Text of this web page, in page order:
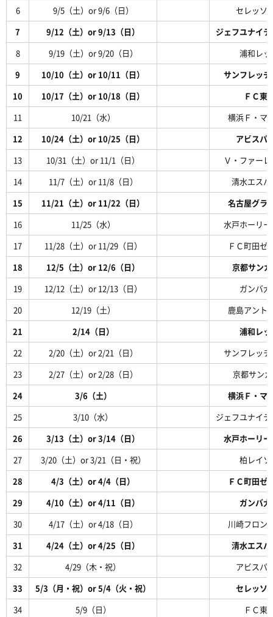
6
9/5（土）or 9/6（日）
セレッソ
7
9/12（土）or 9/13（日）
ジェフユナイ
8
9/19（土）or 9/20（日）
浦和レ
9
10/10（土）or 10/11（日）
サンフレッ
10
10/17（土）or 10/18（日）
ＦＣ東
11
10/21（水）
横浜Ｆ・マ
12
10/24（土）or 10/25（日）
アビスパ
13
10/31（土）or 11/1（日）
Ｖ・ファー
14
11/7（土）or 11/8（日）
清水エス
15
11/21（土）or 11/22（日）
名古屋グラ
16
11/25（水）
水戸ホーリ
17
11/28（土）or 11/29（日）
ＦＣ町田ゼ
18
12/5（土）or 12/6（日）
京都サン
19
12/12（土）or 12/13（日）
ガンバ
20
12/19（土）
鹿島アント
21
2/14（日）
浦和レ
22
2/20（土）or 2/21（日）
サンフレッ
23
2/27（土）or 2/28（日）
京都サン
24
3/6（土）
横浜Ｆ・マ
25
3/10（水）
ジェフユナイ
26
3/13（土）or 3/14（日）
水戸ホーリ
27
3/20（土）or 3/21（日・祝）
柏レイ
28
4/3（土）or 4/4（日）
ＦＣ町田ゼ
29
4/10（土）or 4/11（日）
ガンバ
30
4/17（土）or 4/18（日）
川崎フロン
31
4/24（土）or 4/25（日）
清水エス
32
4/29（木・祝）
アビスパ
33
5/3（月・祝）or 5/4（火・祝）
セレッソ
34
5/9（日） ＦＣ東